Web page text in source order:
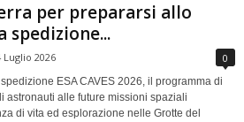
per prepararsi allo
spedizione...
Luglio 2026 0
ESA CAVES 2026, il programma di
astronauti alle future missioni spaziali
di vita ed esplorazione nelle Grotte del